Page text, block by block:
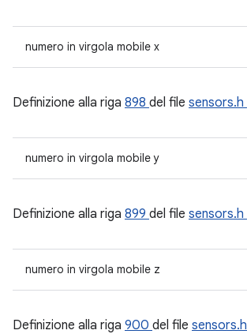
numero in virgola mobile x
Definizione alla riga 898 del file sensors.h
numero in virgola mobile y
Definizione alla riga 899 del file sensors.h
numero in virgola mobile z
Definizione alla riga 900 del file sensors.h